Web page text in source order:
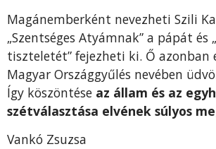
Magánemberként nevezheti Szili
„Szentséges Atyámnak” a pápát és
tiszteletét” fejezheti ki. Ő azonban
Magyar Országgyűlés nevében
Így köszöntése az állam és az
szétválasztása elvének súlyos
Vankó Zsuzsa